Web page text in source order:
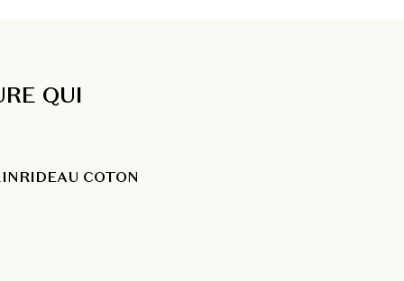
QUI
RIDEAU COTON